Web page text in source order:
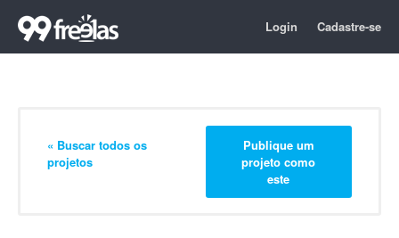
Login Cadastre-se
« Buscar todos os
projetos
Publique um
projeto como
este